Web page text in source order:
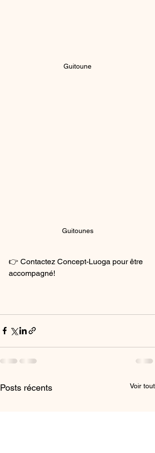
Guitoune
Guitounes
👉 Contactez Concept-Luoga pour être
accompagné!
Posts récents Voir tout